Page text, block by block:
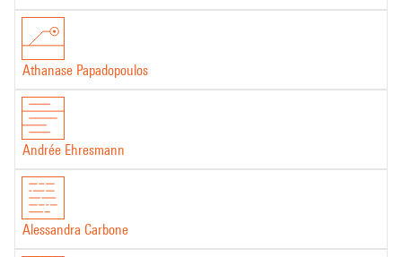
Athanase Papadopoulos
Andrée Ehresmann
Alessandra Carbone